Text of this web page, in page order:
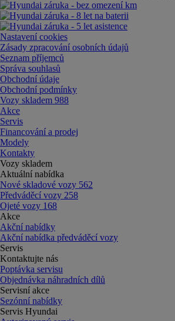
Nastavení cookies
Zásady zpracování osobních údajů
Seznam příjemců
Správa souhlasů
Obchodní údaje
Obchodní podmínky
Vozy skladem 988
Akce
Servis
Financování a prodej
Modely
Kontakty
Vozy skladem
Aktuální nabídka
Nové skladové vozy 562
Předváděcí vozy 258
Ojeté vozy 168
Akce
Akční nabídky
Akční nabídka předváděcí vozy
Servis
Kontaktujte nás
Poptávka servisu
Objednávka náhradních dílů
Servisní akce
Sezónní nabídky
Servis Hyundai